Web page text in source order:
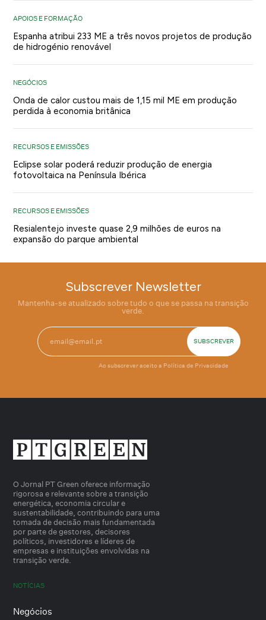
APOIOS E FORMAÇÃO
Espanha atribui 233 ME a três novos projetos de produção
de hidrogénio renovável
NEGÓCIOS
Onda de calor custou mais de 1,15 mil ME em produção
perdida à economia britânica
RECURSOS E EMISSÕES
Eclipse solar poderá reduzir produção de energia
fotovoltaica na Península Ibérica
RECURSOS E EMISSÕES
Resialentejo investe quase 2,9 milhões de euros na
expansão do parque ambiental
Subscrever Newsletter
Mantenha-se atualizado sobre tudo o que se passa na transição
verde.
Ao subscrever aceito a Política de Privacidade
O Jornal PT Green oferece informação
rigorosa e relevante sobre a transição
energética, economia circular e
sustentabilidade, contribuindo para uma
tomada de decisão mais fundamentada
por parte de gestores, decisores
políticos, investidores e líderes de
empresas e instituições envolvidas na
transição verde.
NOTÍCIAS
Negócios